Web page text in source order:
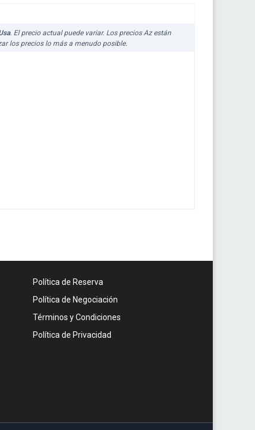
. El precio actual puede variar. Los precios Az están
los precios lo más a menudo posible.
Política de Reserva
Política de Negociación
Términos y Condiciones
Política de Privacidad